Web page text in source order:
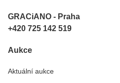
GRACiANO - Praha
+420 725 142 519
Aukce
Aktuální aukce